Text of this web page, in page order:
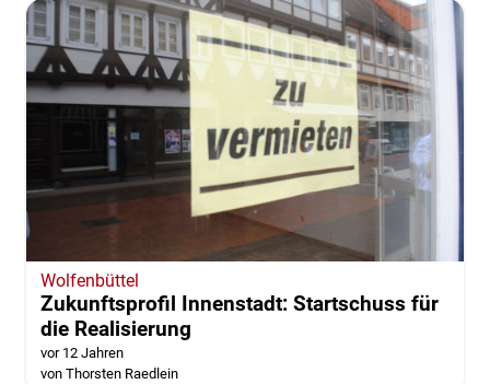
Wolfenbüttel
Zukunftsprofil Innenstadt: Startschuss für
die Realisierung
vor 12 Jahren
von Thorsten Raedlein